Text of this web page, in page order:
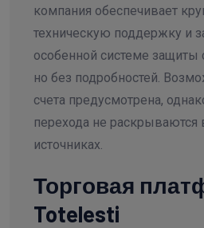
компания обеспечивает
техническую поддержку и
особенной системе защиты
но без подробностей.
счета предусмотрена,
перехода не раскрываются
источниках.
Торговая
Totelesti